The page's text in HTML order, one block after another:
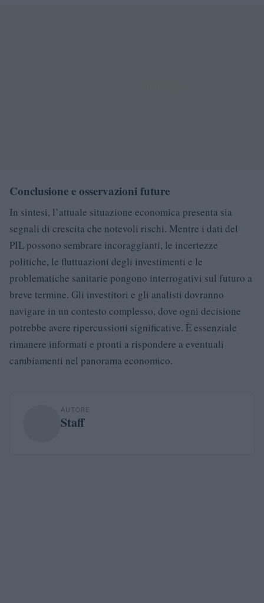
Conclusione e osservazioni future
In sintesi, l’attuale situazione economica presenta sia
segnali di crescita che notevoli rischi. Mentre i dati del
PIL possono sembrare incoraggianti, le incertezze
politiche, le fluttuazioni degli investimenti e le
problematiche sanitarie pongono interrogativi sul futuro a
breve termine. Gli investitori e gli analisti dovranno
navigare in un contesto complesso, dove ogni decisione
potrebbe avere ripercussioni significative. È essenziale
rimanere informati e pronti a rispondere a eventuali
cambiamenti nel panorama economico.
AUTORE
Staff